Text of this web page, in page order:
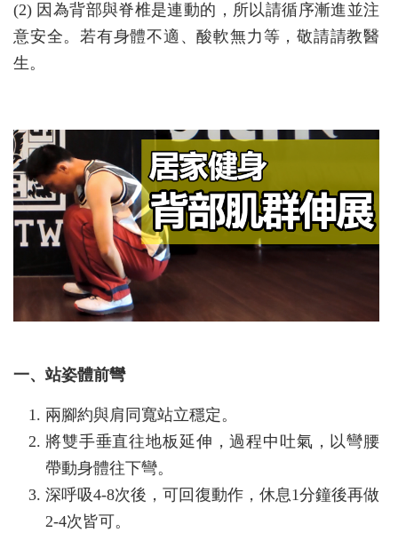
(2) 因為背部與脊椎是連動的，所以請循序漸進並注
意安全。若有身體不適、酸軟無力等，敬請請教醫
生。
一、站姿體前彎
兩腳約與肩同寬站立穩定。
將雙手垂直往地板延伸，過程中吐氣，以彎腰
帶動身體往下彎。
深呼吸4-8次後，可回復動作，休息1分鐘後再做
2-4次皆可。